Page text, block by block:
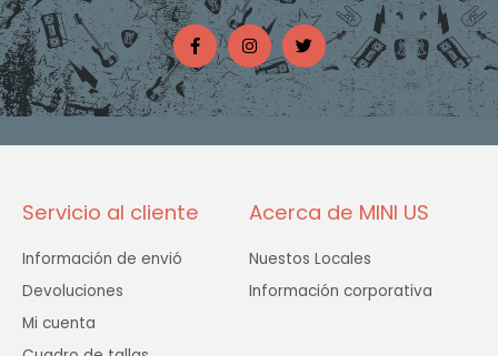
F
a
c
e
b
o
o
I
n
s
t
a
g
r
T
w
i
t
t
e
Servicio al cliente
Información de envió
Devoluciones
Mi cuenta
Acerca de MINI US
Nuestos Locales
Información corporativa